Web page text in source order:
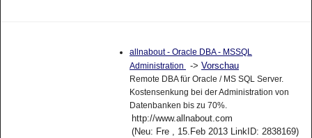
allnabout - Oracle DBA - MSSQL
Administration
-> Vorschau
Remote DBA für Oracle / MS SQL Server.
Kostensenkung bei der Administration von
Datenbanken bis zu 70%.
http://www.allnabout.com
(Neu: Fre , 15.Feb 2013 LinkID: 2838169)